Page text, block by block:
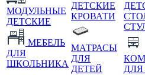
МОДУЛЬНЫЕ
ДЕТСКИЕ
МЕБЕЛЬ
ДЛЯ
ШКОЛЬНИКА
ДЕТСКИЕ
КРОВАТИ
МАТРАСЫ
ДЛЯ
ДЕТЕЙ
ДЛЯ